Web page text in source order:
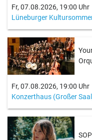
Fr, 07.08.2026, 19:00 Uhr
Lüneburger
Fr, 07.08.2026, 19:00 Uhr
Konzerthaus (Großer